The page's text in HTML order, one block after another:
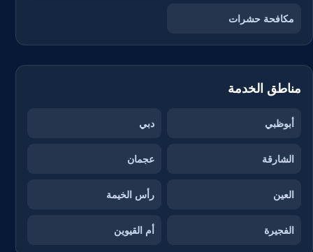
مكافحة حشرات
مناطق الخدمة
أبوظبي دبي
الشارقة عجمان
العين رأس الخيمة
الفجيرة أم القيوين